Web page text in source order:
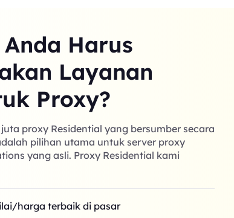
Harus
Layanan
Proxy?
proxy Residential yang bersumber secara
pilihan utama untuk server proxy
yang asli. Proxy Residential kami
harga terbaik di pasar